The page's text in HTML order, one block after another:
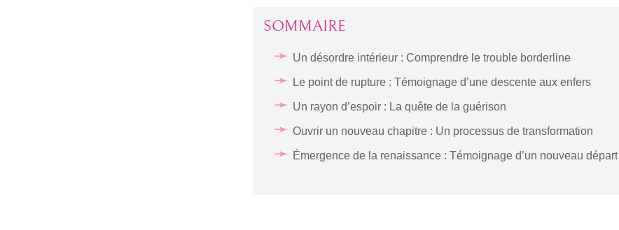
SOMMAIRE
Un désordre intérieur : Comprendre le trouble borderline
Le point de rupture : Témoignage d’une descente aux enfers
Un rayon d’espoir : La quête de la guérison
Ouvrir un nouveau chapitre : Un processus de transformation
Émergence de la renaissance : Témoignage d’un nouveau départ